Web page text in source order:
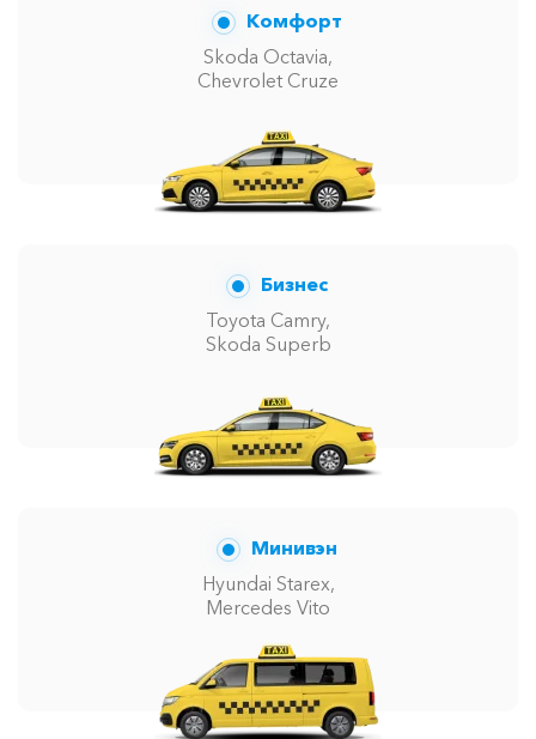
Комфорт
Skoda Octavia,
Chevrolet Cruze
Бизнес
Toyota Camry,
Skoda Superb
Минивэн
Hyundai Starex,
Mercedes Vito